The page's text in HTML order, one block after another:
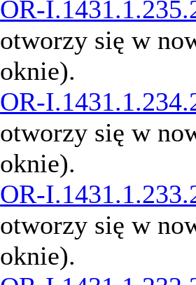
OR-
otworzy się w
oknie).
OR-
otworzy się w
oknie).
OR-
otworzy się w
oknie).